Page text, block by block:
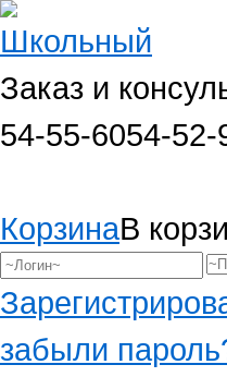
Заказ и
54-55-6054-52-
КорзинаВ
забыли